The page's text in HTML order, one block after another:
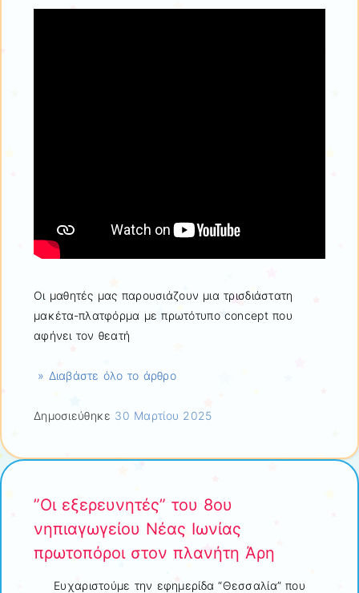
Οι μαθητές μας παρουσιάζουν μια τρισδιάστατη
μακέτα-πλατφόρμα με πρωτότυπο concept που
αφήνει τον θεατή
» Διαβάστε όλο το άρθρο
Δημοσιεύθηκε 30 Μαρτίου 2025
”Οι εξερευνητές” του 8ου
νηπιαγωγείου Νέας Ιωνίας
πρωτοπόροι στον πλανήτη Άρη
Ευχαριστούμε την εφημερίδα “Θεσσαλία” που